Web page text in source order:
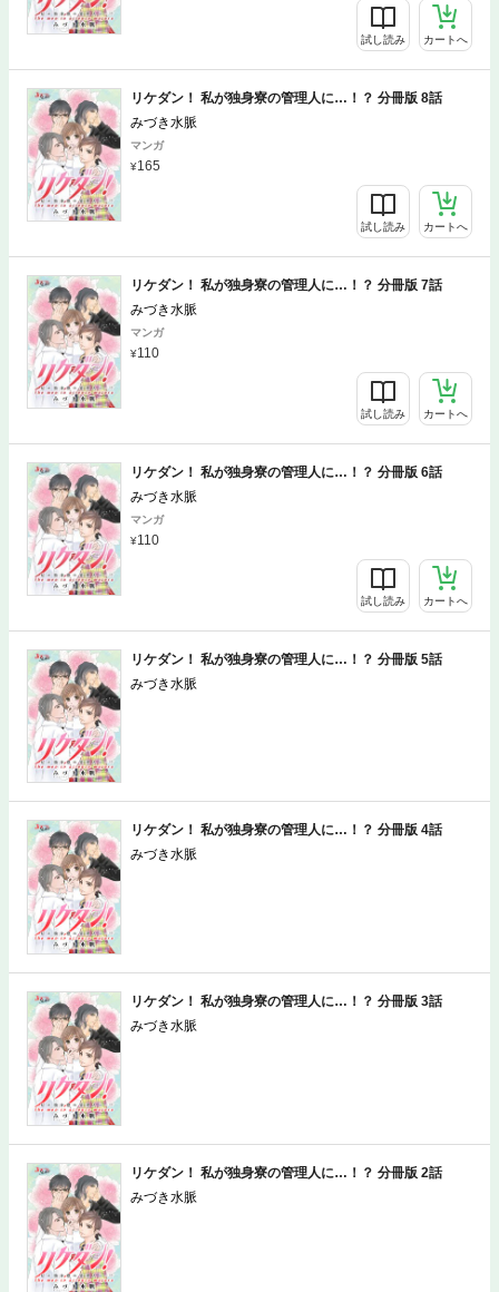
試し読み カートへ
リケダン！ 私が独身寮の管理人に…！？ 分冊版 8話
みづき水脈
マンガ
165
試し読み カートへ
リケダン！ 私が独身寮の管理人に…！？ 分冊版 7話
みづき水脈
マンガ
110
試し読み カートへ
リケダン！ 私が独身寮の管理人に…！？ 分冊版 6話
みづき水脈
マンガ
110
試し読み カートへ
リケダン！ 私が独身寮の管理人に…！？ 分冊版 5話
みづき水脈
リケダン！ 私が独身寮の管理人に…！？ 分冊版 4話
みづき水脈
リケダン！ 私が独身寮の管理人に…！？ 分冊版 3話
みづき水脈
リケダン！ 私が独身寮の管理人に…！？ 分冊版 2話
みづき水脈